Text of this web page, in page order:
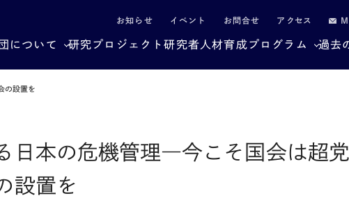
お知らせ イベント お問合せ アクセス
について 研究プロジェクト研究者 人材育成プログラム 過去
の設置を
日本の危機管理―今こそ国会は超
設置を